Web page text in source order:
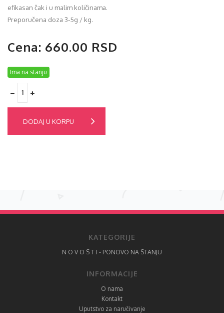
efikasan čak i u malim količinama.
Preporučena doza 3-5g / kg.
Cena: 660.00 RSD
Ima na stanju
DODAJ U KORPU
KATEGORIJE
N O V O S T I - PONOVO NA STANJU
INFORMACIJE
O nama
Kontakt
Uputstvo za naručivanje